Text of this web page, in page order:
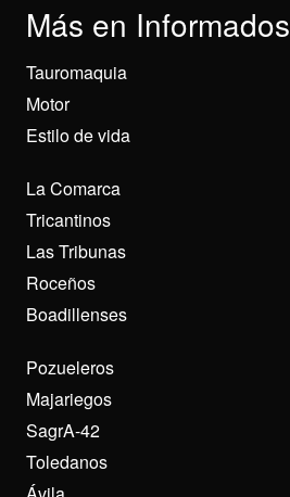
Más en Informados
Tauromaquia
Motor
Estilo de vida
La Comarca
Tricantinos
Las Tribunas
Roceños
Boadillenses
Pozueleros
Majariegos
SagrA-42
Toledanos